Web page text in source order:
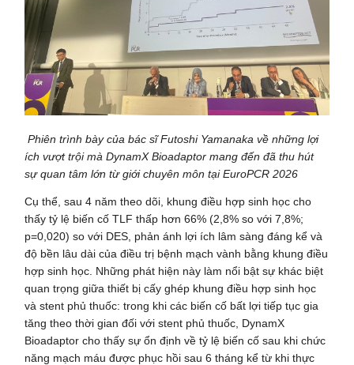
Phiên trình bày của bác sĩ Futoshi Yamanaka về những lợi
ích vượt trội mà DynamX Bioadaptor mang đến đã thu hút
sự quan tâm lớn từ giới chuyên môn tại EuroPCR 2026
Cụ thể, sau 4 năm theo dõi, khung điều hợp sinh học cho
thấy tỷ lệ biến cố TLF thấp hơn 66% (2,8% so với 7,8%;
p=0,020) so với DES, phản ánh lợi ích lâm sàng đáng kể và
độ bền lâu dài của điều trị bệnh mạch vành bằng khung điều
hợp sinh học. Những phát hiện này làm nổi bật sự khác biệt
quan trọng giữa thiết bị cấy ghép khung điều hợp sinh học
và stent phủ thuốc: trong khi các biến cố bất lợi tiếp tục gia
tăng theo thời gian đối với stent phủ thuốc, DynamX
Bioadaptor cho thấy sự ổn định về tỷ lệ biến cố sau khi chức
năng mạch máu được phục hồi sau 6 tháng kể từ khi thực